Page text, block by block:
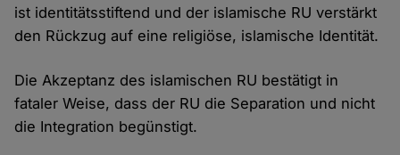
ist identitätsstiftend und der islamische RU verstärkt
den Rückzug auf eine religiöse, islamische Identität.
Die Akzeptanz des islamischen RU bestätigt in
fataler Weise, dass der RU die Separation und nicht
die Integration begünstigt.